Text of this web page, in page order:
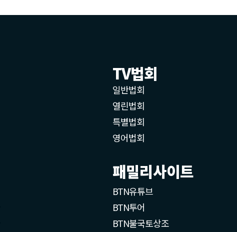
TV법회
일반법회
열린법회
특별법회
영어법회
패밀리사이트
BTN유튜브
BTN투어
BTN불국토상조